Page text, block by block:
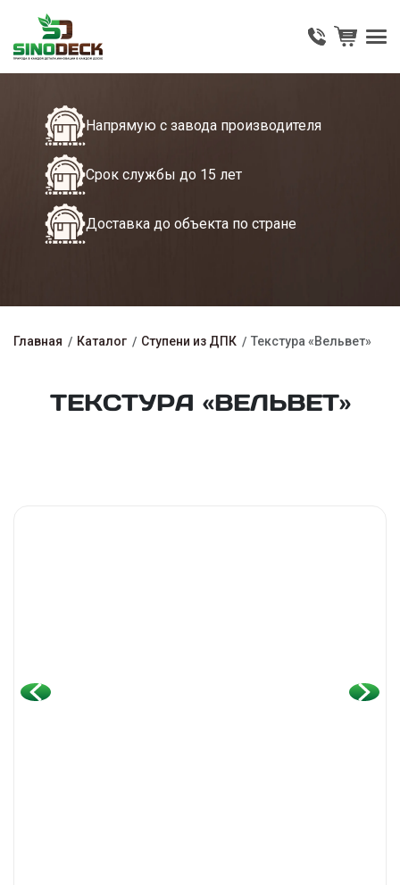
Напрямую с завода производителя
Срок службы до 15 лет
Доставка до объекта по стране
Главная Каталог Ступени из ДПК Текстура «Вельвет»
ТЕКСТУРА «ВЕЛЬВЕТ»